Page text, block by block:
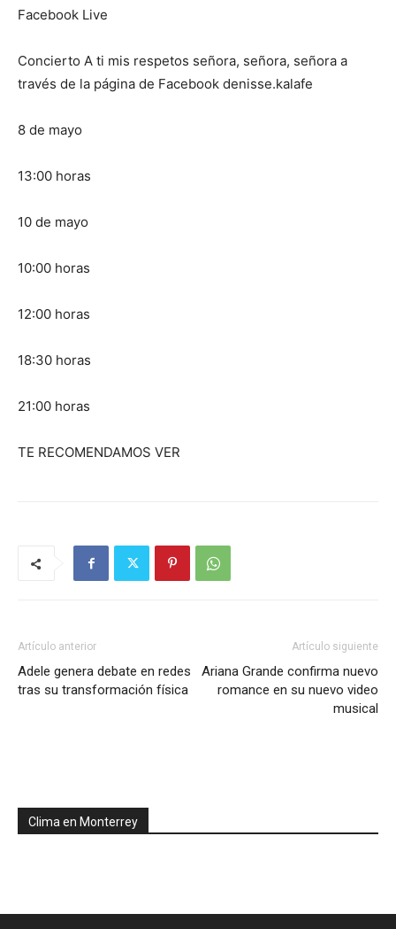
Facebook Live
Concierto A ti mis respetos señora, señora, señora a
través de la página de Facebook denisse.kalafe
8 de mayo
13:00 horas
10 de mayo
10:00 horas
12:00 horas
18:30 horas
21:00 horas
TE RECOMENDAMOS VER
Artículo anterior
Adele genera debate en redes
tras su transformación física
Artículo siguiente
Ariana Grande confirma nuevo
romance en su nuevo video
musical
Clima en Monterrey